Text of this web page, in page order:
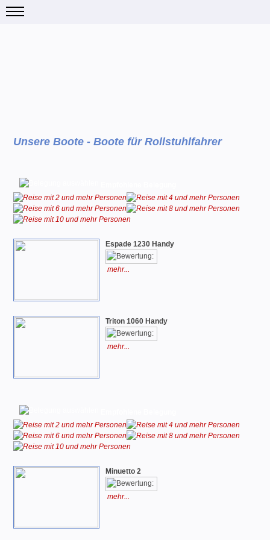
Unsere Boote - Boote für Rollstuhlfahrer
Espade 1230 Handy
mehr...
Triton 1060 Handy
mehr...
Minuetto 2
mehr...